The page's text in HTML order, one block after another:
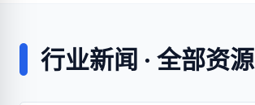
行业新闻 · 全部资源